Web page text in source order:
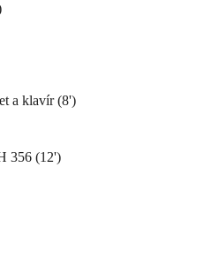
a klavír (8')
356 (12')